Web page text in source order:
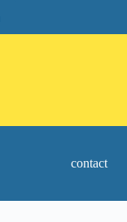
contact